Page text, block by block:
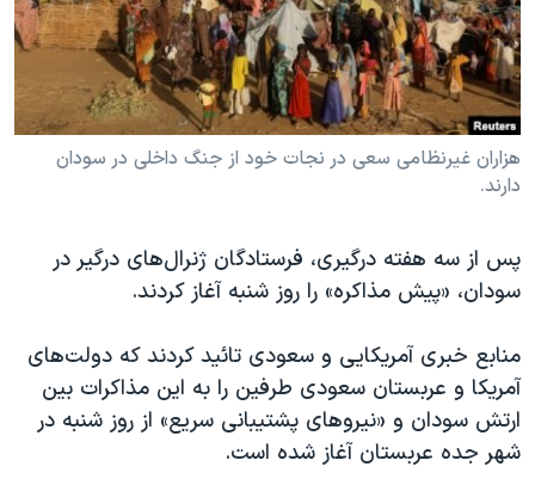
فرهنگ و زندگی
حقوق شهروندی
اقتصادی
علم و فناوری
اسرائیل در جنگ
آرشیو پخش زنده
مستندها
انتخابات ریاست جمهوری آمریکا ۲۰۲۴
حمله جمهوری اسلامی به اسرائیل
رمز مهسا
ورزش زنان در ایران
مجموعه مستندهای دادخواهی
دادگاه حمید نوری
چهل سال گروگان‌گیری
قانون شفافیت دارائی کادر رهبری ایران
دنبال کنید
زبانهای مختلف
هزاران غیرنظامی سعی در نجات خود از جنگ داخلی در سودان
دارند.
پس از سه هفته درگیری، فرستادگان ژنرال‌های درگیر در
سودان، «پیش مذاکره» را روز شنبه آغاز کردند.
منابع خبری آمریکایی و سعودی تائید کردند که دولت‌های
آمریکا و عربستان سعودی طرفین را به این مذاکرات بین
ارتش سودان و «نیروهای پشتیبانی سریع» از روز شنبه در
شهر جده عربستان آغاز شده است.